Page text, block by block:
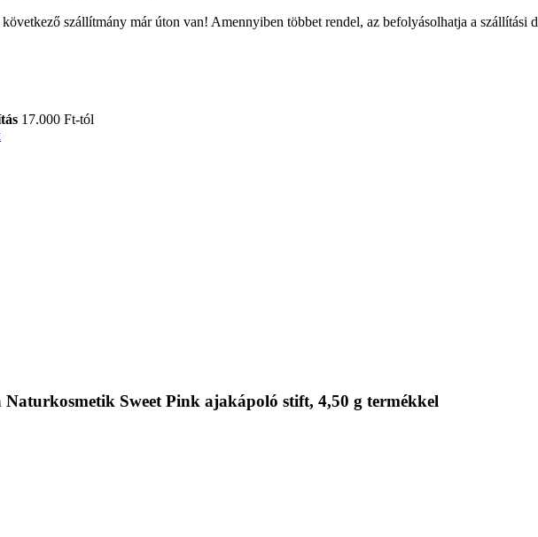
szállítmány már úton van! Amennyiben többet rendel, az befolyásolhatja a szállítási
17.000 Ft-tól
Sweet Pink ajakápoló stift, 4,50 g termékkel